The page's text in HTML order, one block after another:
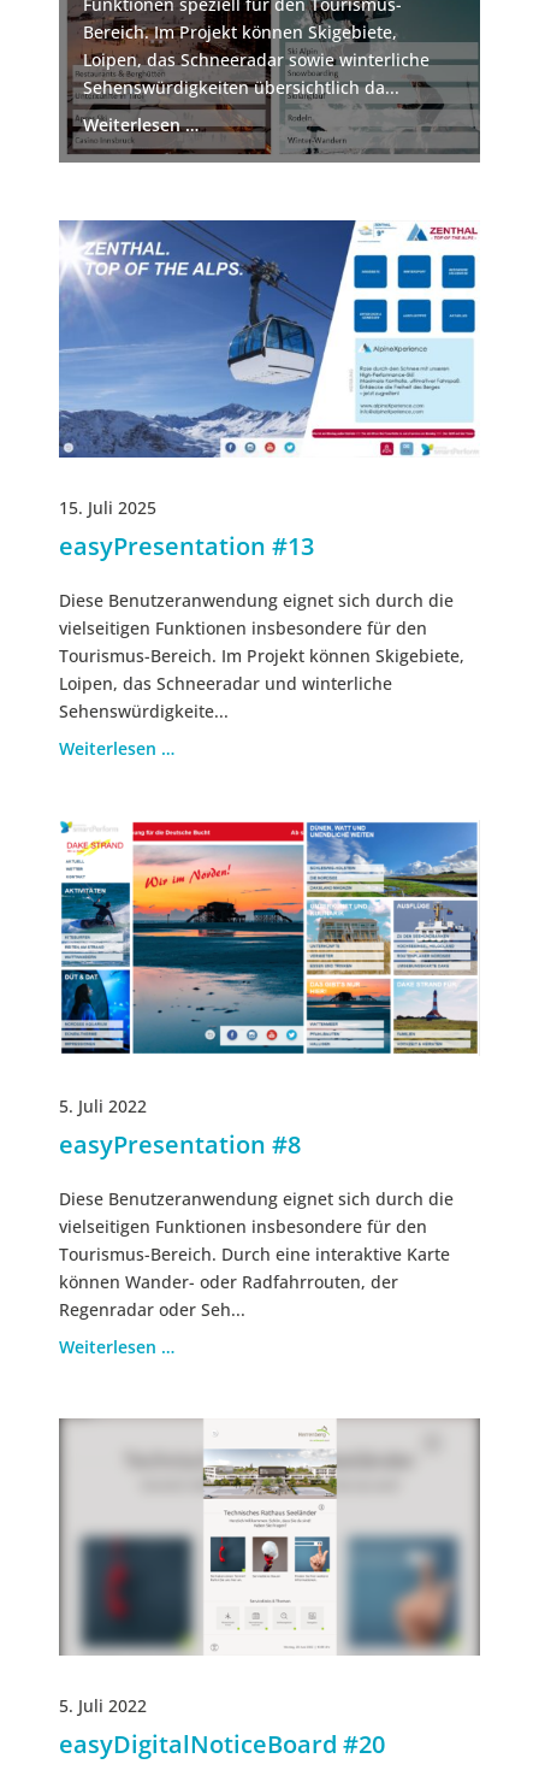
Bereich. Im Projekt können Skigebiete,
Loipen, das Schneeradar sowie winterliche
Sehenswürdigkeiten übersichtlich da...
Weiterlesen …
15. Juli 2025
easyPresentation #13
Diese Benutzeranwendung eignet sich durch die
vielseitigen Funktionen insbesondere für den
Tourismus-Bereich. Im Projekt können Skigebiete,
Loipen, das Schneeradar und winterliche
Sehenswürdigkeite...
Weiterlesen …
5. Juli 2022
easyPresentation #8
Diese Benutzeranwendung eignet sich durch die
vielseitigen Funktionen insbesondere für den
Tourismus-Bereich. Durch eine interaktive Karte
können Wander- oder Radfahrrouten, der
Regenradar oder Seh...
Weiterlesen …
5. Juli 2022
easyDigitalNoticeBoard #20